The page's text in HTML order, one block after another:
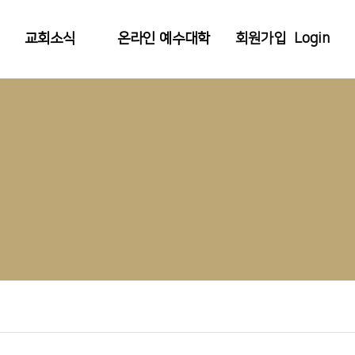
교회소식 온라인 예수대학 회원가입 Login